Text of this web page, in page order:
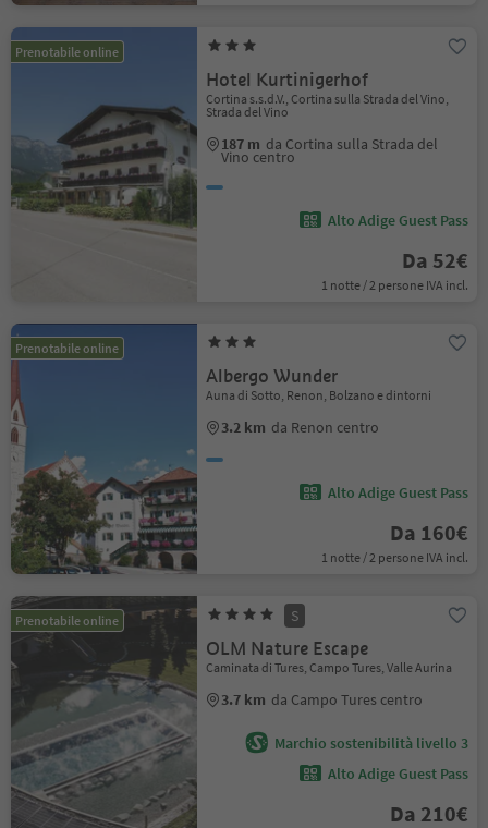
Prenotabile online
Hotel Kurtinigerhof
Cortina s.s.d.V., Cortina sulla Strada del Vino,
Strada del Vino
187 m da Cortina sulla Strada del
Vino centro
Alto Adige Guest Pass
Da 52€
1 notte / 2 persone IVA incl.
Prenotabile online
Albergo Wunder
Auna di Sotto, Renon, Bolzano e dintorni
3.2 km da Renon centro
Alto Adige Guest Pass
Da 160€
1 notte / 2 persone IVA incl.
Prenotabile online S
OLM Nature Escape
Caminata di Tures, Campo Tures, Valle Aurina
3.7 km da Campo Tures centro
Marchio sostenibilità livello 3
Alto Adige Guest Pass
Da 210€